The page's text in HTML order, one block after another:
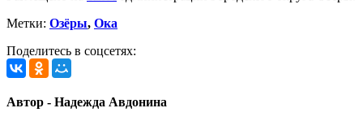
Метки: Озёры, Ока
Поделитесь в соцсетях:
Автор - Надежда Авдонина